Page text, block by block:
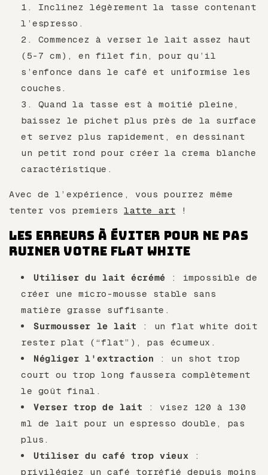
Inclinez légèrement la tasse contenant
l’espresso.
Commencez à verser le lait assez haut
(5-7 cm), en filet fin, pour qu’il
s’enfonce dans le café et uniformise les
couches.
Quand la tasse est à moitié pleine,
baissez le pichet plus près de la surface
et servez plus rapidement, en dessinant
un petit rond pour créer la crema blanche
caractéristique.
Avec de l’expérience, vous pourrez même
tenter vos premierslatte art !
Les erreurs à éviter pour ne pas
ruiner votre flat white
Utiliser du lait écrémé : impossible de
créer une micro-mousse stable sans
matière grasse suffisante.
Surmousser le lait : un flat white doit
rester plat (“flat”), pas écumeux.
Négliger l'extraction : un shot trop
court ou trop long faussera complètement
le goût final.
Verser trop de lait : visez 120 à 130
ml de lait pour un espresso double, pas
plus.
Utiliser du café trop vieux :
privilégiez un café torréfié depuis moins